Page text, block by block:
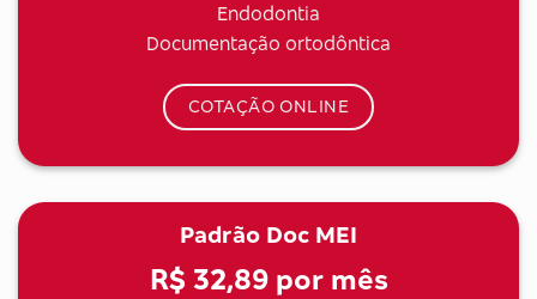
Endodontia
Documentação ortodôntica
COTAÇÃO ONLINE
Padrão Doc MEI
R$ 32,89por mês